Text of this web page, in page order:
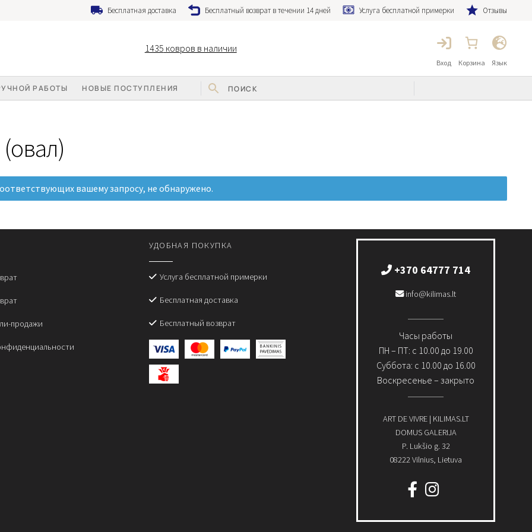
Бесплатная доставка Бесплатный возврат в течении 14 дней Услуга бесплатной примерки Отзывы
1435 ковров в наличии
Вход Корзина Язык
РАБОТЫ НОВЫЕ ПОСТУПЛЕНИЯ
вашему запросу, не обнаружено.
продажи
УДОБНАЯ ПОКУПКА
Услуга бесплатной примерки
Бесплатная доставка
Бесплатный возврат
+370 64777 714
info@kilimas.lt
Часы работы
ПН – ПТ: с 10.00 до 19.00
Суббота: с 10.00 до 16.00
Воскресенье – закрыто
ART DE VIVRE | KILIMAS.LT
DOMUS GALERIJA
P. Lukšio g. 32
08222 Vilnius, Lietuva